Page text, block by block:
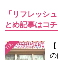
「リフレッシ
とめ記事はコチ
TDL
の